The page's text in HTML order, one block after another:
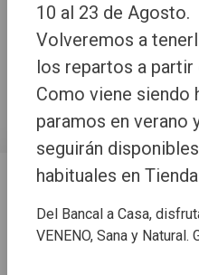
Utilizamos cookies propias
nuestros servicios,
10 al 23 de Agosto.
Volveremos a
los repartos a
Como viene siendo
paramos en verano
seguirán
habituales en
Del Bancal a Casa,
VENENO, Sana y Natural.